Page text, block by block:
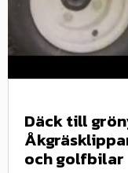
Däck till
och golfbilar